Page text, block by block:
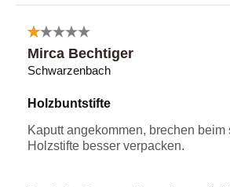
Mirca Bechtiger
Schwarzenbach
Holzbuntstifte
Kaputt angekommen, brechen beim
Holzstifte besser verpacken.